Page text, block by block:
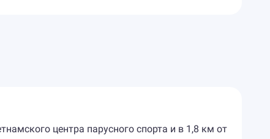
центра парусного спорта и в 1,8 км от